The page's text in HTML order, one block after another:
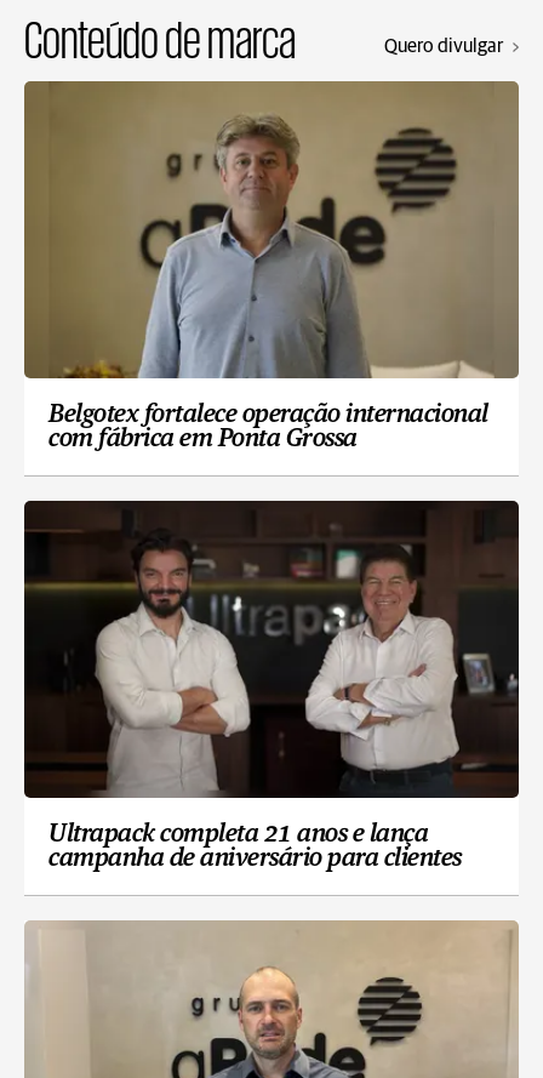
Conteúdo de marca Quero divulgar
Belgotex fortalece operação internacional
com fábrica em Ponta Grossa
Ultrapack completa 21 anos e lança
campanha de aniversário para clientes